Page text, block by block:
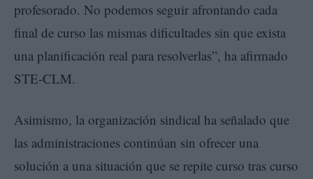
profesorado. No podemos seguir afrontando cada
final de curso las mismas dificultades sin que exista
una planificación real para resolverlas”, ha afirmado
STE-CLM.
Asimismo, la organización sindical ha señalado que
las administraciones continúan sin ofrecer una
solución a una situación que se repite curso tras curso